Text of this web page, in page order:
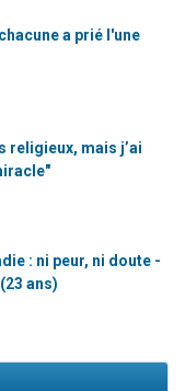
a prié l'une
religieux, mais j’ai
: ni peur, ni doute -
ans)